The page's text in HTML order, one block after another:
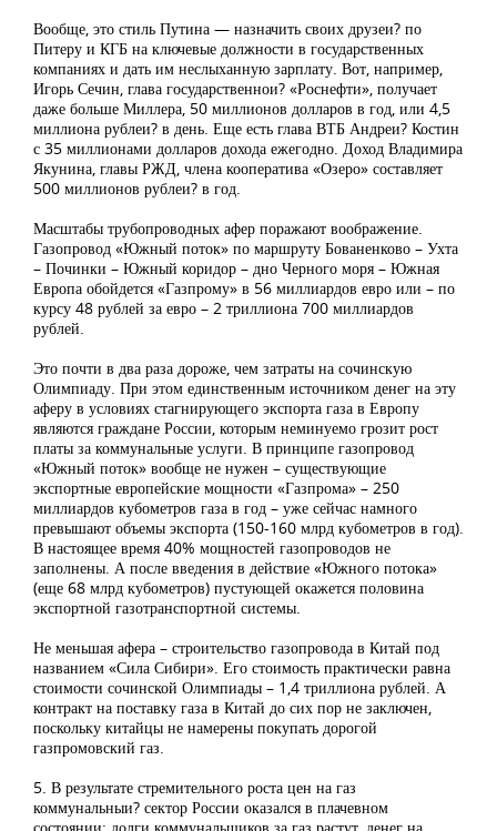
Вообще, это стиль Путина — назначить своих друзеи? по
Питеру и КГБ на ключевые должности в государственных
компаниях и дать им неслыханную зарплату. Вот, например,
Игорь Сечин, глава государственнои? «Роснефти», получает
даже больше Миллера, 50 миллионов долларов в год, или 4,5
миллиона рублеи? в день. Еще есть глава ВТБ Андреи? Костин
с 35 миллионами долларов дохода ежегодно. Доход Владимира
Якунина, главы РЖД, члена кооператива «Озеро» составляет
500 миллионов рублеи? в год.
Масштабы трубопроводных афер поражают воображение.
Газопровод «Южный поток» по маршруту Бованенково – Ухта
– Починки – Южный коридор – дно Черного моря – Южная
Европа обойдется «Газпрому» в 56 миллиардов евро или – по
курсу 48 рублей за евро – 2 триллиона 700 миллиардов
рублей.
Это почти в два раза дороже, чем затраты на сочинскую
Олимпиаду. При этом единственным источником денег на эту
аферу в условиях стагнирующего экспорта газа в Европу
являются граждане России, которым неминуемо грозит рост
платы за коммунальные услуги. В принципе газопровод
«Южный поток» вообще не нужен – существующие
экспортные европейские мощности «Газпрома» – 250
миллиардов кубометров газа в год – уже сейчас намного
превышают объемы экспорта (150-160 млрд кубометров в год).
В настоящее время 40% мощностей газопроводов не
заполнены. А после введения в действие «Южного потока»
(еще 68 млрд кубометров) пустующей окажется половина
экспортной газотранспортной системы.
Не меньшая афера – строительство газопровода в Китай под
названием «Сила Сибири». Его стоимость практически равна
стоимости сочинской Олимпиады – 1,4 триллиона рублей. А
контракт на поставку газа в Китай до сих пор не заключен,
поскольку китайцы не намерены покупать дорогой
газпромовский газ.
5. В результате стремительного роста цен на газ
коммунальныи? сектор России оказался в плачевном